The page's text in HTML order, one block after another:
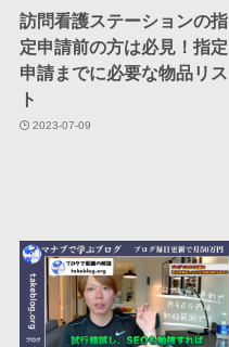
訪問看護ステーションの指
定申請前の方は必見！指定
申請までに必要な物品リス
ト
2023-07-09